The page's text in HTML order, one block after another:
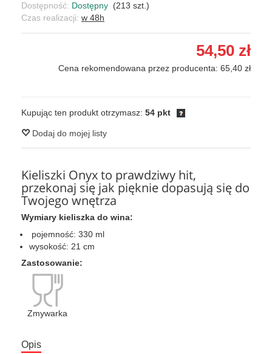
Dostępność: Dostępny (213 szt.)
Czas realizacji: w 48h
54,50 zł
Cena rekomendowana przez producenta: 65,40 zł
Kupując ten produkt otrzymasz: 54 pkt
Dodaj do mojej listy
Kieliszki Onyx to prawdziwy hit,
przekonaj się jak pięknie dopasują się do
Twojego wnętrza
Wymiary kieliszka do wina:
pojemność: 330 ml
wysokość: 21 cm
Zastosowanie:
Zmywarka
Opis